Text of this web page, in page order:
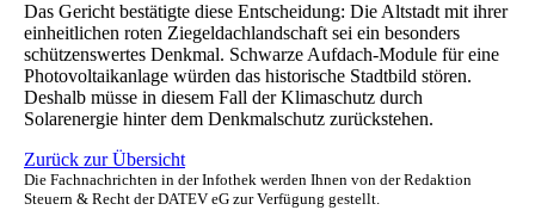
Das Gericht bestätigte diese Entscheidung: Die Altstadt mit ihrer
einheitlichen roten Ziegeldachlandschaft sei ein besonders
schützenswertes Denkmal. Schwarze Aufdach-Module für eine
Photovoltaikanlage würden das historische Stadtbild stören.
Deshalb müsse in diesem Fall der Klimaschutz durch
Solarenergie hinter dem Denkmalschutz zurückstehen.
Zurück zur Übersicht
Die Fachnachrichten in der Infothek werden Ihnen von der Redaktion
Steuern & Recht der DATEV eG zur Verfügung gestellt.